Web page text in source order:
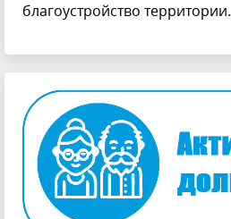
благоустройство территории.